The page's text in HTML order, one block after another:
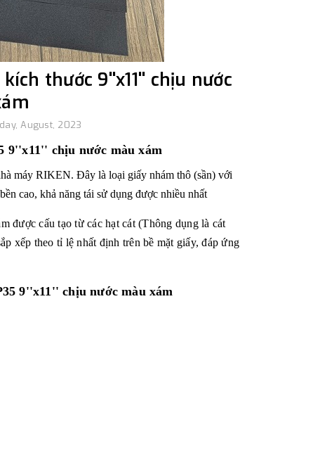
thước 9''x11'' chịu nước
August, 2023
9''x11'' chịu nước màu xám
máy RIKEN. Đây là loại giấy nhám thô (sần) với
cao, khả năng tái sử dụng được nhiều nhất
được cấu tạo từ các hạt cát (Thông dụng là cát
xếp theo tỉ lệ nhất định trên bề mặt giấy, đáp ứng
9''x11'' chịu nước màu xám